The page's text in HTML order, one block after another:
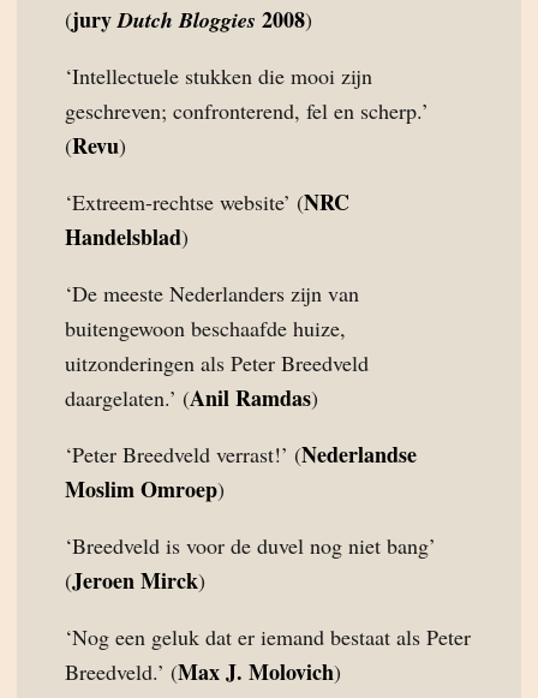
(juryDutch Bloggies 2008)
‘Intellectuele stukken die mooi zijn
geschreven; confronterend, fel en scherp.’
(Revu)
‘Extreem-rechtse website’ (NRC
Handelsblad)
‘De meeste Nederlanders zijn van
buitengewoon beschaafde huize,
uitzonderingen als Peter Breedveld
daargelaten.’ (Anil Ramdas)
‘Peter Breedveld verrast!’ (Nederlandse
Moslim Omroep)
‘Breedveld is voor de duvel nog niet bang’
(Jeroen Mirck)
‘Nog een geluk dat er iemand bestaat als Peter
Breedveld.’ (Max J. Molovich)